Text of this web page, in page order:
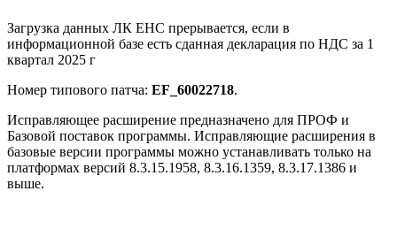
Загрузка данных ЛК ЕНС прерывается, если в
информационной базе есть сданная декларация по НДС за 1
квартал 2025 г
Номер типового патча: EF_60022718.
Исправляющее расширение предназначено для ПРОФ и
Базовой поставок программы. Исправляющие расширения в
базовые версии программы можно устанавливать только на
платформах версий 8.3.15.1958, 8.3.16.1359, 8.3.17.1386 и
выше.